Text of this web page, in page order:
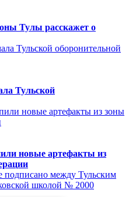
Тулы расскажет о
Тульской
новые артефакты из